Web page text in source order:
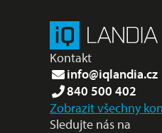
Kontakt
info@iqlandia.cz
840 500 402
Zobrazit všechny
Sledujte nás na